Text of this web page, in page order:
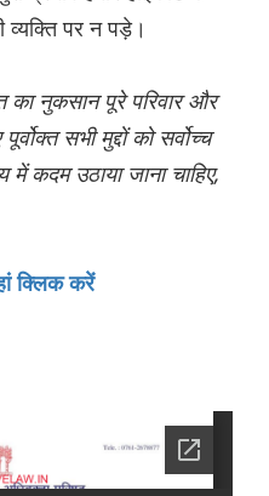
पर न पड़े।
का नुकसान पूरे परिवार और
सभी मुद्दों को सर्वोच्च
कदम उठाया जाना चाहिए,
क्लिक करें